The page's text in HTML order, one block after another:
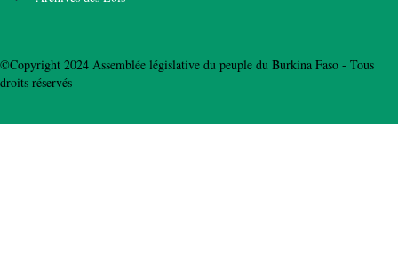
©Copyright 2024 Assemblée législative du peuple du Burkina Faso - Tous
droits réservés